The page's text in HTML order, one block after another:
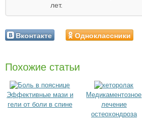
лет.
Вконтакте Одноклассники
Похожие статьи
Эффективные мази и
гели от боли в спине
Медикаментозное
лечение
остеохондроза